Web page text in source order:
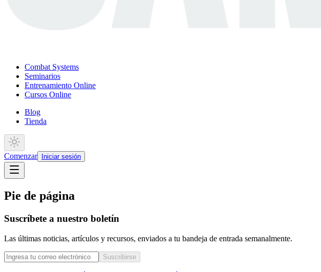
Combat Systems
Seminarios
Entrenamiento Online
Cursos Online
Blog
Tienda
Comenzar Iniciar sesión
Pie de página
Suscríbete a nuestro boletín
Las últimas noticias, artículos y recursos, enviados a tu bandeja de entrada semanalmente.
Suscribirse